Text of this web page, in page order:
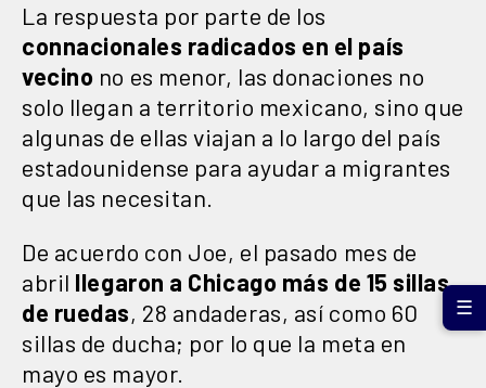
La respuesta por parte de los
connacionales radicados en el país
vecino no es menor, las donaciones no
solo llegan a territorio mexicano, sino que
algunas de ellas viajan a lo largo del país
estadounidense para ayudar a migrantes
que las necesitan.
De acuerdo con Joe, el pasado mes de
abril llegaron a Chicago más de 15 sillas
de ruedas, 28 andaderas, así como 60
sillas de ducha; por lo que la meta en
mayo es mayor.
☰